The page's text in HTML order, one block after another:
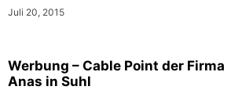
Juli 20, 2015
Werbung – Cable Point der Firma
Anas in Suhl